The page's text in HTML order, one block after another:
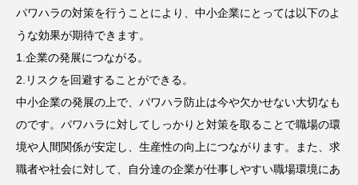
パワハラの対策を行うことにより、中小企業にとっては以下のよ
うな効果が期待できます。
1.企業の発展につながる。
2.リスクを回避することができる。
中小企業の発展の上で、パワハラ防止は今や欠かせない大切なも
のです。パワハラに対してしっかりと対策を取ることで職場の環
境や人間関係が安定し、生産性の向上につながります。また、求
職者や社会に対して、自分達の企業が仕事しやすい職場環境にあ